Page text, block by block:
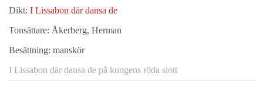
Dikt: I Lissabon där dansa de
Tonsättare: Åkerberg, Herman
Besättning: manskör
I Lissabon där dansa de på kungens röda slott